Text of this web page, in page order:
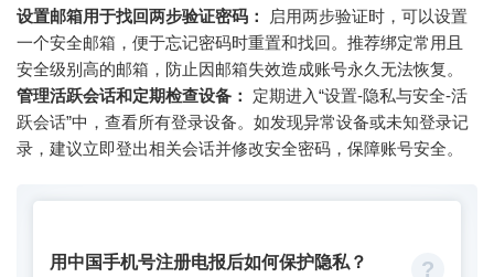
设置邮箱用于找回两步验证密码：
启用两步验证时，可以设置
一个安全邮箱，便于忘记密码时重置和找回。推荐绑定常用且
安全级别高的邮箱，防止因邮箱失效造成账号永久无法恢复。
管理活跃会话和定期检查设备：
定期进入“设置-隐私与安全-活
跃会话”中，查看所有登录设备。如发现异常设备或未知登录记
录，建议立即登出相关会话并修改安全密码，保障账号安全。
用中国手机号注册电报后如何保护隐私？